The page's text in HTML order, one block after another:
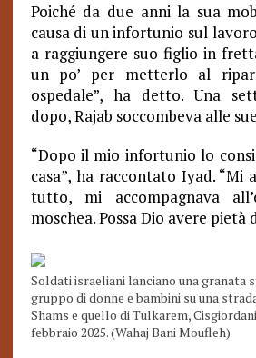
Poiché da due anni la sua
causa di un infortunio sul
a raggiungere suo figlio in
un po’ per metterlo al
ospedale”, ha detto. Una
dopo, Rajab soccombeva alle
“Dopo il mio infortunio lo
casa”, ha raccontato Iyad. “Mi
tutto, mi accompagnava
moschea. Possa Dio avere pietà
Soldati israeliani lanciano una granata
gruppo di donne e bambini su una
Shams e quello di Tulkarem,
febbraio 2025. (Wahaj Bani Moufleh)